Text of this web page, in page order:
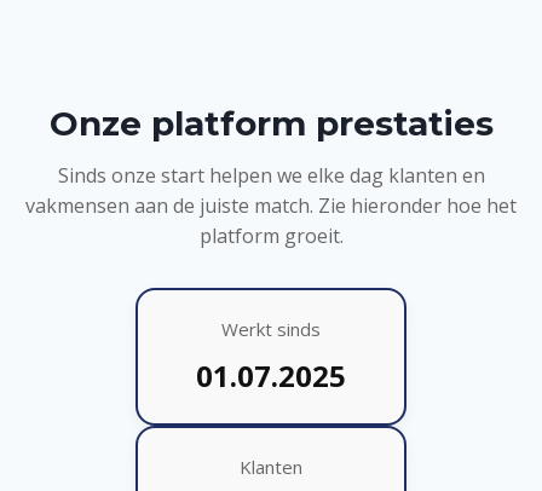
Onze platform prestaties
Sinds onze start helpen we elke dag klanten en
vakmensen aan de juiste match. Zie hieronder hoe het
platform groeit.
Werkt sinds
01.07.2025
Klanten